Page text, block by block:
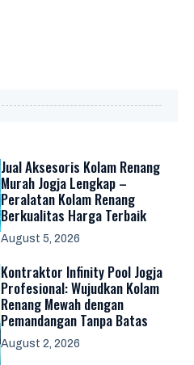
Jual Aksesoris Kolam Renang
Murah Jogja Lengkap –
Peralatan Kolam Renang
Berkualitas Harga Terbaik
August 5, 2026
Kontraktor Infinity Pool Jogja
Profesional: Wujudkan Kolam
Renang Mewah dengan
Pemandangan Tanpa Batas
August 2, 2026